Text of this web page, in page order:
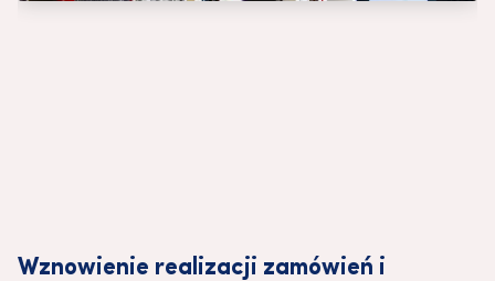
Wznowienie realizacji zamówień i